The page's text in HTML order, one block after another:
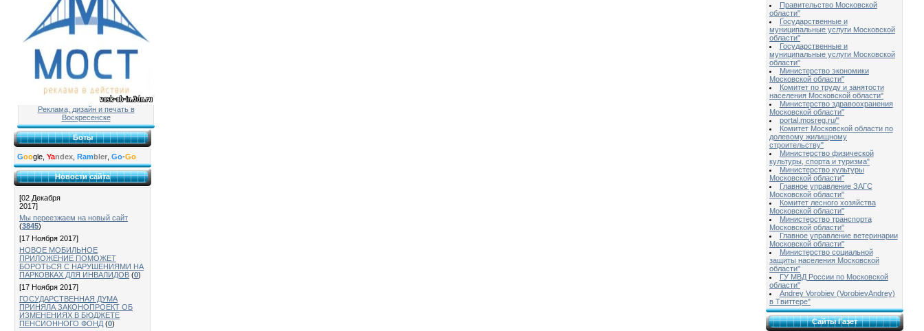
Реклама, дизайн и печать в
Воскресенске
Боты
Google, Yandex Rambler Go-Go
Новости сайта
[02 Декабря
2017]
Мы переезжаем на новый сайт
(3845)
[17 Ноября 2017]
НОВОЕ МОБИЛЬНОЕ
ПРИЛОЖЕНИЕ ПОМОЖЕТ
БОРОТЬСЯ С НАРУШЕНИЯМИ НА
ПАРКОВКАХ ДЛЯ ИНВАЛИДОВ (0)
[17 Ноября 2017]
ГОСУДАРСТВЕННАЯ ДУМА
ПРИНЯЛА ЗАКОНОПРОЕКТ ОБ
ИЗМЕНЕНИЯХ В БЮДЖЕТЕ
ПЕНСИОННОГО ФОНД (0)
Правительство Московской
области"
Государственные и
муниципальные услуги Московской
области"
Государственные и
муниципальные услуги Московской
области"
Министерство экономики
Московской области"
Комитет по труду и занятости
населения Московской области"
Министерство здравоохранения
Московской области"
portal.mosreg.ru/"
Комитет Московской области по
долевому жилищному
строительству"
Министерство физической
культуры, спорта и туризма"
Министерство культуры
Московской области"
Главное управление ЗАГС
Московской области"
Комитет лесного хозяйства
Московской области"
Министерство транспорта
Московской области"
Главное управление ветеринарии
Московской области"
Министерство социальной
защиты населения Московской
области"
ГУ МВД России по Московской
области"
Andrey Vorobiev (VorobievAndrey)
в Твиттере"
Сайты Газет